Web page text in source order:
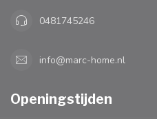
0481745246
info@marc-home.nl
Openingstijden